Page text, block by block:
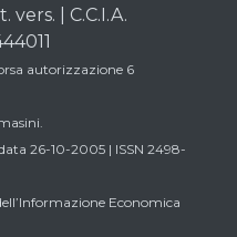
vers. | C.C.I.A.
autorizzazione 6
26-10-2005 | ISSN 2498-
Economica